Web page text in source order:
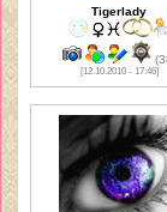
Tigerlady
[12.10.2010 - 17:46]